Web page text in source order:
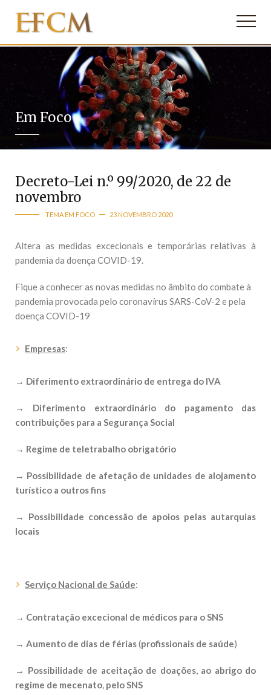
Em Foco
Decreto-Lei n.º 99/2020, de 22 de
novembro
TEMA EM FOCO 23 NOVEMBRO 2020
Altera as medidas excecionais e temporárias relativas à
pandemia da doença COVID-19.
Fique a conhecer as novas medidas no âmbito do combate à
pandemia provocada pelo coronavírus SARS-CoV-2 e pela
doença COVID-19
Empresas:
→ Diferimento extraordinário de entrega do IVA
→ Diferimento extraordinário do pagamento das
contribuições para a Segurança Social
→ Regime de teletrabalho obrigatório
→ Possibilidade de afetação de unidades de alojamento
turístico a outros fins
→ Possibilidade concessão de apoios pelas autarquias
locais
Serviço Nacional de Saúde:
→ Contratação excecional de médicos para o SNS
→ Aumento de dias de férias(profissionais de saúde)
→ Possibilidade de aceitação de doações, ao abrigo do
regime de mecenato, pelo SNS